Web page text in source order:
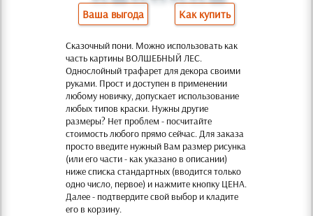
Ваша выгода Как купить
Сказочный пони. Можно использовать как
часть картины ВОЛШЕБНЫЙ ЛЕС.
Однослойный трафарет для декора своими
руками. Прост и доступен в применении
любому новичку, допускает использование
любых типов краски. Нужны другие
размеры? Нет проблем - посчитайте
стоимость любого прямо сейчас. Для заказа
просто введите нужный Вам размер рисунка
(или его части - как указано в описании)
ниже списка стандартных (вводится только
одно число, первое) и нажмите кнопку ЦЕНА.
Далее - подтвердите свой выбор и кладите
его в корзину.